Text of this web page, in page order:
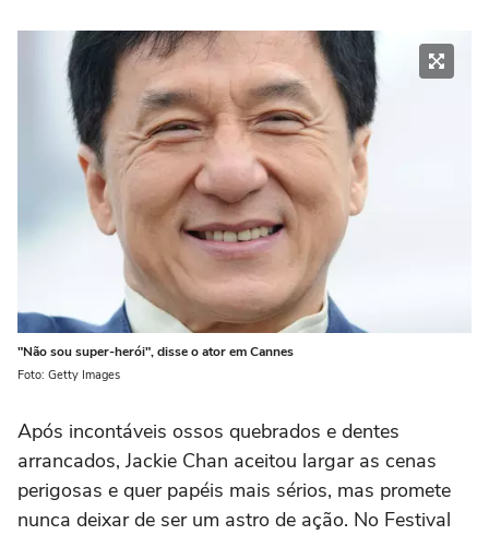
"Não sou super-herói", disse o ator em Cannes
Foto: Getty Images
Após incontáveis ossos quebrados e dentes
arrancados, Jackie Chan aceitou largar as cenas
perigosas e quer papéis mais sérios, mas promete
nunca deixar de ser um astro de ação. No Festival